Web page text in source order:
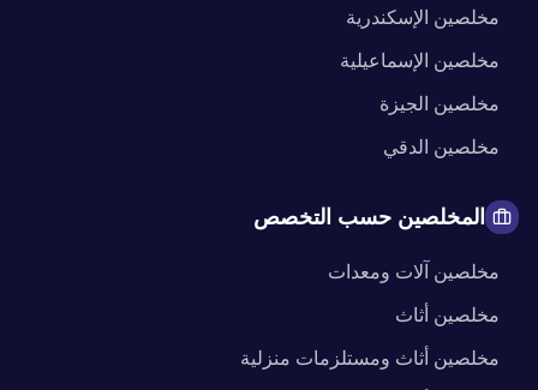
مخلصين الإسكندرية
مخلصين الإسماعيلية
مخلصين الجيزة
مخلصين الدقي
المخلصين حسب التخصص
مخلصين آلات ومعدات
مخلصين أثاث
مخلصين أثاث ومستلزمات منزلية